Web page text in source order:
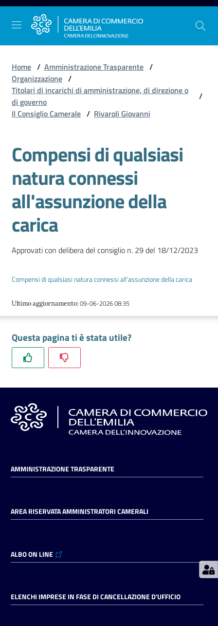
Vai al contenuto
Vai alla navigazione
Vai al footer
La
Camera
dell'Emilia
Gestire
l'impresa
Promuovere
l'impresa
e
il
territorio
Tutelare
l'Impresa
e
il
Consumatore
digitale
Prenotazioni
on line
on line
Accedi
Home / Amministrazione Trasparente /
Organizzazione /
Titolari di incarichi di amministrazione, di direzione o
di governo
/
Il Consiglio Camerale / Rivaroli Giovanni
Compensi di qualsiasi
natura connessi
all'assunzione della
carica
Approvati con delibera del consiglio n. 29 del 18/12/2023
Compensi di qualsiasi natura connessi all'assunzione della carica
Ultimo aggiornamento:09-06-2026 08:35
Questa pagina ti è stata utile?
AMMINISTRAZIONE TRASPARENTE
AREA RISERVATA AMMINISTRATORI CAMERALI
ALBO ON LINE
ELENCHI IMPRESE IN FASE DI CANCELLAZIONE D'UFFICIO